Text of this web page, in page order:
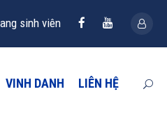
sinh viên
VINH DANH LIÊN HỆ